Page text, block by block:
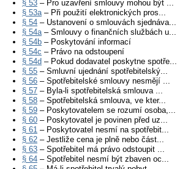
§ 53 – Pro uzavření smlouvy mohou být ...
§ 53a– Při použití elektronických pros...
§ 54 – Ustanovení o smlouvách sjednáva...
§ 54a– Smlouvy o finančních službách u...
§ 54b – Poskytování informací
§ 54c – Právo na odstoupení
§ 54d – Pokud dodavatel poskytne spotře...
§ 55 – Smluvní ujednání spotřebitelský...
§ 56 – Spotřebitelské smlouvy nesmějí ...
§ 57 – Byla-li spotřebitelská smlouva ...
§ 58 – Spotřebitelská smlouva, ve kter...
§ 59 – Poskytovatelem se rozumí osoba,...
§ 60 – Poskytovatel je povinen před uz...
§ 61 – Poskytovatel nesmí na spotřebit...
§ 62 – Jestliže cena je plně nebo část...
§ 63 – Spotřebitel má právo odstoupit ...
§ 64 – Spotřebitel nesmí být zbaven oc...